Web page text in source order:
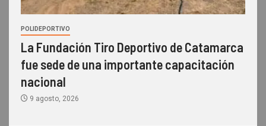
POLIDEPORTIVO
La Fundación Tiro Deportivo de Catamarca
fue sede de una importante capacitación
nacional
9 agosto, 2026